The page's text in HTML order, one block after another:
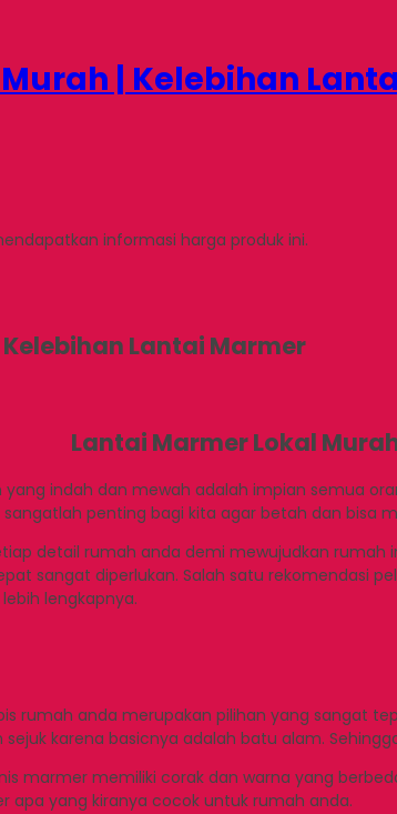
| Kelebihan
informasi harga produk ini.
Lantai Marmer
Lantai Marmer Lokal
yang indah dan mewah adalah impian semua
penting bagi kita agar betah dan bisa
detail rumah anda demi mewujudkan
sangat diperlukan. Salah satu rekomendasi
lengkapnya.
rumah anda merupakan pilihan yang sangat
karena basicnya adalah batu alam.
marmer memiliki corak dan warna yang
yang kiranya cocok untuk rumah anda.